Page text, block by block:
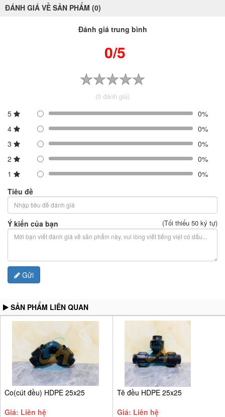
ĐÁNH GIÁ VỀ SẢN PHẨM (0)
Đánh giá trung bình
0/5
(0 đánh giá)
5
0%
4
0%
3
0%
2
0%
1
0%
Tiêu đề
Ý kiến của bạn (Tối thiểu 50 ký tự)
Gửi
SẢN PHẨM LIÊN QUAN
Co(cút đều) HDPE 25x25
Giá: Liên hệ
Tê đều HDPE 25x25
Giá: Liên hệ